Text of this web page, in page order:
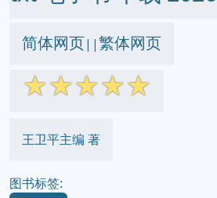
简体网页||繁体网页
☆☆☆☆☆
王卫平主编 著
图书标签: